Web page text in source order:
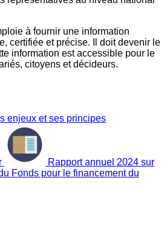
à fournir une information
certifiée et précise. Il doit devenir le
information est accessible pour le
citoyens et décideurs.
enjeux et ses principes
Rapport annuel 2024 sur
Fonds pour le financement du